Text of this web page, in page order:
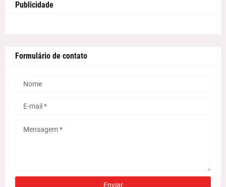
Publicidade
Formulário de contato